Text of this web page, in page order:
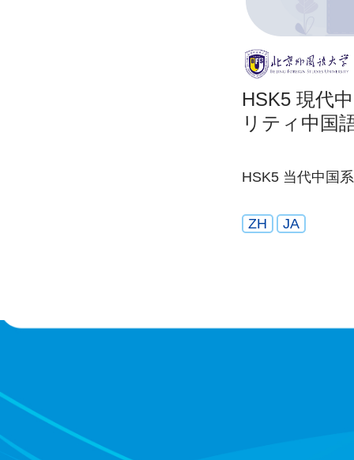
HSK5 現代
リティ中国
HSK5 当代中国
ZH JA